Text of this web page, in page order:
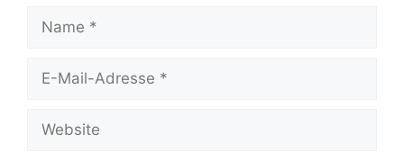
Name
Website